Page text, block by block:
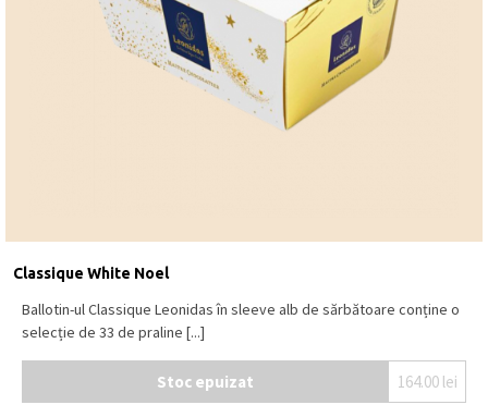
Classique White Noel
Ballotin-ul Classique Leonidas în sleeve alb de sărbătoare conține o
selecție de 33 de praline [...]
Stoc epuizat 164.00 lei